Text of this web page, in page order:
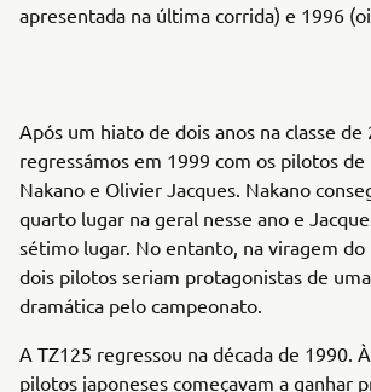
apresentada na última corrida) e 1996
Após um hiato de dois anos na classe de
regressámos em 1999 com os pilotos de
Nakano e Olivier Jacques. Nakano
quarto lugar na geral nesse ano e
sétimo lugar. No entanto, na viragem
dois pilotos seriam protagonistas de
dramática pelo campeonato.
A TZ125 regressou na década de 1990.
pilotos japoneses começavam a ganhar